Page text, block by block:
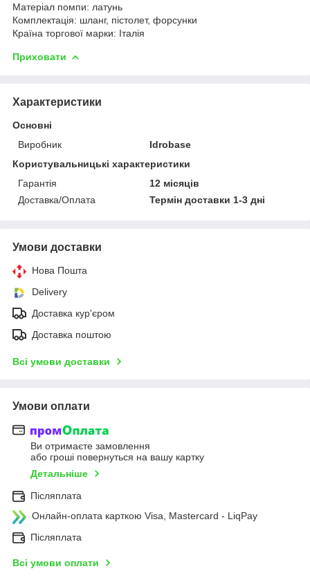
Матеріал помпи: латунь
Комплектація: шланг, пістолет, форсунки
Країна торгової марки: Італія
Приховати
Характеристики
Основні
Виробник
Idrobase
Користувальницькі характеристики
Гарантія
12 місяців
Доставка/Оплата
Термін доставки 1-3 дні
Умови доставки
Нова Пошта
Delivery
Доставка кур'єром
Доставка поштою
Всі умови доставки
Умови оплати
Ви отримаєте замовлення
або гроші повернуться на вашу картку
Детальніше
Післяплата
Онлайн-оплата карткою Visa, Mastercard - LiqPay
Післяплата
Всі умови оплати